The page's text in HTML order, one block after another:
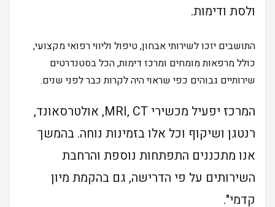
ולסת ודימות.
התושבים יזכו לשירותי אבחון, טיפול וליווי רפואי מקצועי,
כולל מרפאות מומחים ומרכז דימות, הכל בסטנדרטים
שירותיים גבוהים כפי שראוי היה לקרות כבר לפני שנים.
המרכז יפעיל מכשירי MRI, CT, אולטרסאונד,
רנטגן ושיקוף וכל אלו בזמינות נוחה. בהמשך
אנו מתכננים התפתחות נוספת והרחבת
השירותים על פי הדרישה, גם בהקמת מיון
קדמי".